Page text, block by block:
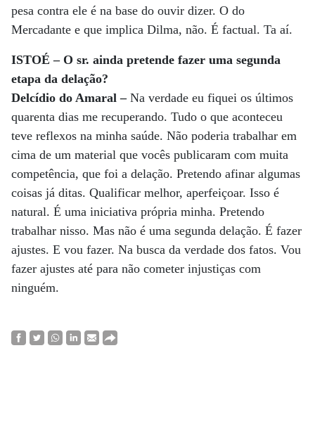
pesa contra ele é na base do ouvir dizer. O do
Mercadante e que implica Dilma, não. É factual. Ta aí.
ISTOÉ – O sr. ainda pretende fazer uma segunda
etapa da delação?
Delcídio do Amaral –Na verdade eu fiquei os últimos
quarenta dias me recuperando. Tudo o que aconteceu
teve reflexos na minha saúde. Não poderia trabalhar em
cima de um material que vocês publicaram com muita
competência, que foi a delação. Pretendo afinar algumas
coisas já ditas. Qualificar melhor, aperfeiçoar. Isso é
natural. É uma iniciativa própria minha. Pretendo
trabalhar nisso. Mas não é uma segunda delação. É fazer
ajustes. E vou fazer. Na busca da verdade dos fatos. Vou
fazer ajustes até para não cometer injustiças com
ninguém.